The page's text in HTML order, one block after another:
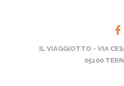
IL VIAGGIOTTO - VIA
05100